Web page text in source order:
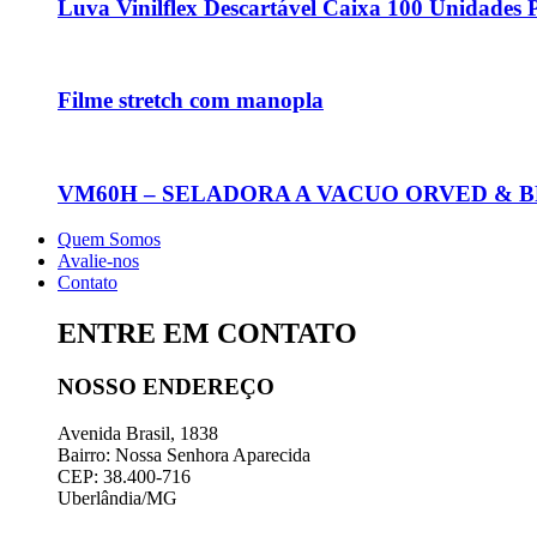
Luva Vinilflex Descartável Caixa 100 Unidades
Filme stretch com manopla
VM60H – SELADORA A VACUO ORVED &
Quem Somos
Avalie-nos
Contato
ENTRE EM CONTATO
NOSSO ENDEREÇO
Avenida Brasil, 1838
Bairro: Nossa Senhora Aparecida
CEP: 38.400-716
Uberlândia/MG